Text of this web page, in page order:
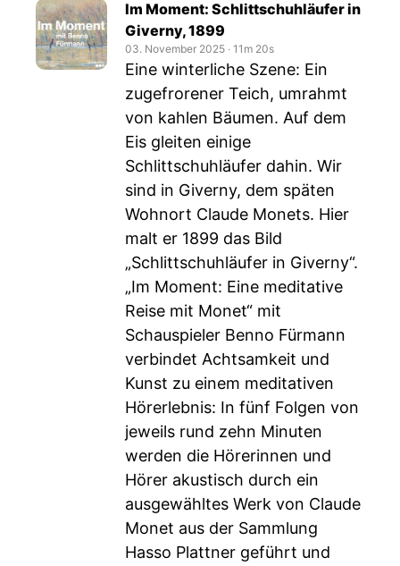
Im Moment: Schlittschuhläufer in
Giverny, 1899
03. November 2025 ‧ 11m 20s
Eine winterliche Szene: Ein
zugefrorener Teich, umrahmt
von kahlen Bäumen. Auf dem
Eis gleiten einige
Schlittschuhläufer dahin. Wir
sind in Giverny, dem späten
Wohnort Claude Monets. Hier
malt er 1899 das Bild
„Schlittschuhläufer in Giverny“.
„Im Moment: Eine meditative
Reise mit Monet“ mit
Schauspieler Benno Fürmann
verbindet Achtsamkeit und
Kunst zu einem meditativen
Hörerlebnis: In fünf Folgen von
jeweils rund zehn Minuten
werden die Hörerinnen und
Hörer akustisch durch ein
ausgewähltes Werk von Claude
Monet aus der Sammlung
Hasso Plattner geführt und